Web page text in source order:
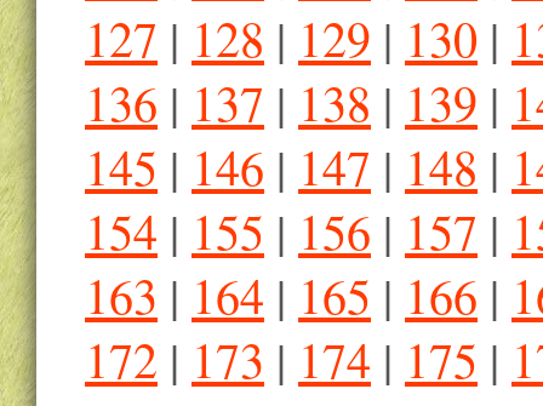
127 | 128 | 129 | 130 |
136 | 137 | 138 | 139 |
145 | 146 | 147 | 148 |
154 | 155 | 156 | 157 |
163 | 164 | 165 | 166 |
172 | 173 | 174 | 175 |